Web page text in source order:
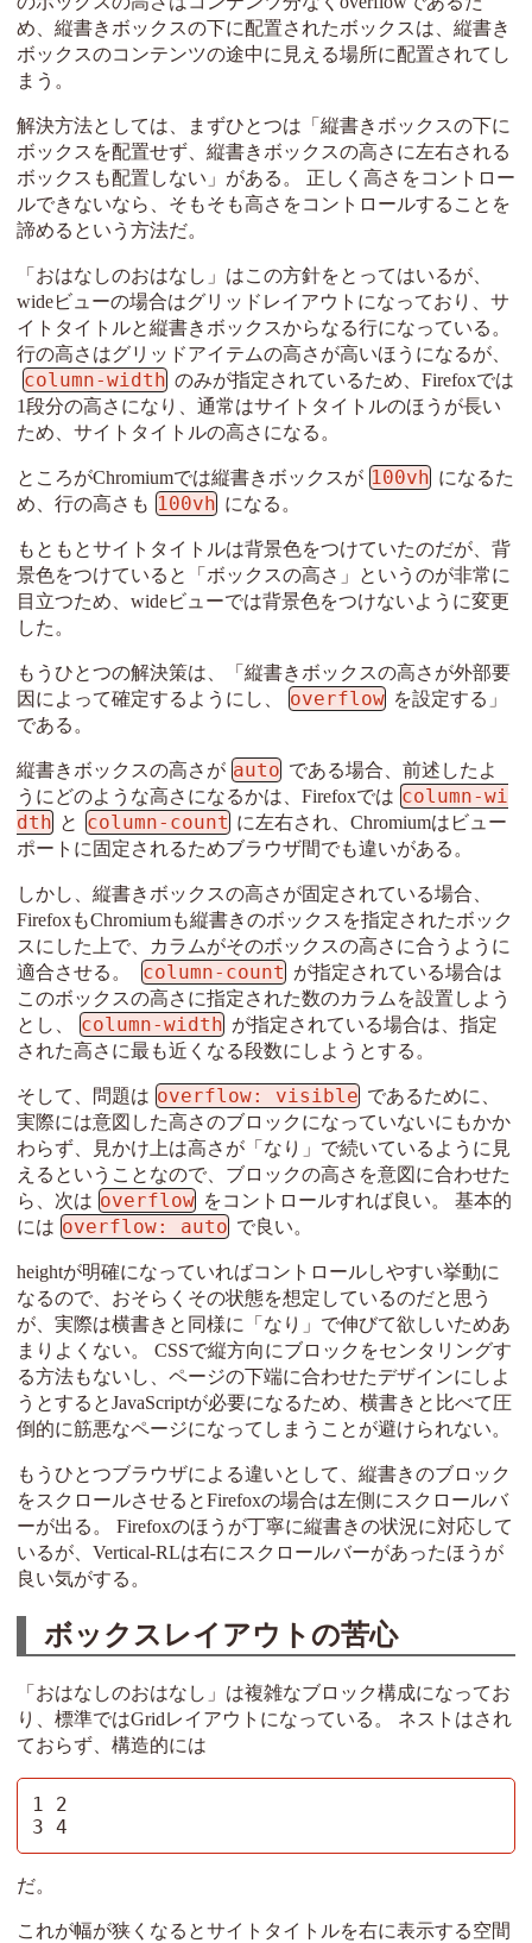
め、縦書きボックスの下に配置されたボックスは、縦書き
ボックスのコンテンツの途中に見える場所に配置されてし
まう。
解決方法としては、まずひとつは「縦書きボックスの下に
ボックスを配置せず、縦書きボックスの高さに左右される
ボックスも配置しない」がある。 正しく高さをコントロー
ルできないなら、そもそも高さをコントロールすることを
諦めるという方法だ。
「おはなしのおはなし」はこの方針をとってはいるが、
wideビューの場合はグリッドレイアウトになっており、サ
イトタイトルと縦書きボックスからなる行になっている。
行の高さはグリッドアイテムの高さが高いほうになるが、
column-width のみが指定されているため、Firefoxでは
1段分の高さになり、通常はサイトタイトルのほうが長い
ため、サイトタイトルの高さになる。
ところがChromiumでは縦書きボックスが 100vh になるた
め、行の高さも 100vh になる。
もともとサイトタイトルは背景色をつけていたのだが、背
景色をつけていると「ボックスの高さ」というのが非常に
目立つため、wideビューでは背景色をつけないように変更
した。
もうひとつの解決策は、「縦書きボックスの高さが外部要
因によって確定するようにし、
overflow を設定する」
である。
縦書きボックスの高さが auto である場合、前述したよ
うにどのような高さになるかは、Firefoxでは column-wi
dth と column-count に左右され、Chromiumはビュー
ポートに固定されるためブラウザ間でも違いがある。
しかし、縦書きボックスの高さが固定されている場合、
FirefoxもChromiumも縦書きのボックスを指定されたボック
スにした上で、カラムがそのボックスの高さに合うように
適合させる。
column-count が指定されている場合は
このボックスの高さに指定された数のカラムを設置しよう
とし、
column-width が指定されている場合は、指定
された高さに最も近くなる段数にしようとする。
そして、問題は overflow: visible であるために、
実際には意図した高さのブロックになっていないにもかか
わらず、見かけ上は高さが「なり」で続いているように見
えるということなので、ブロックの高さを意図に合わせた
ら、次は overflow をコントロールすれば良い。 基本的
には overflow: auto で良い。
heightが明確になっていればコントロールしやすい挙動に
なるので、おそらくその状態を想定しているのだと思う
が、実際は横書きと同様に「なり」で伸びて欲しいためあ
まりよくない。 CSSで縦方向にブロックをセンタリングす
る方法もないし、ページの下端に合わせたデザインにしよ
うとするとJavaScriptが必要になるため、横書きと比べて圧
倒的に筋悪なページになってしまうことが避けられない。
もうひとつブラウザによる違いとして、縦書きのブロック
をスクロールさせるとFirefoxの場合は左側にスクロールバ
ーが出る。 Firefoxのほうが丁寧に縦書きの状況に対応して
いるが、Vertical-RLは右にスクロールバーがあったほうが
良い気がする。
ボックスレイアウトの苦心
「おはなしのおはなし」は複雑なブロック構成になってお
り、標準ではGridレイアウトになっている。 ネストはされ
ておらず、構造的には
1 2
3 4
だ。
これが幅が狭くなるとサイトタイトルを右に表示する空間